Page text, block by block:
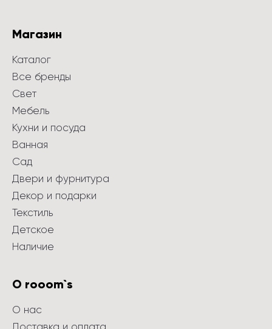
Магазин
Каталог
Все бренды
Свет
Мебель
Кухни и посуда
Ванная
Сад
Двери и фурнитура
Декор и подарки
Текстиль
Детское
Наличие
О rooom`s
О нас
Доставка и оплата